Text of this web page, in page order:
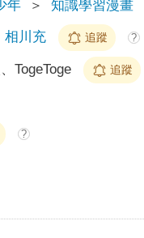
年 ＞ 知識學習漫畫
相川充 追蹤 ?
TogeToge 追蹤
?